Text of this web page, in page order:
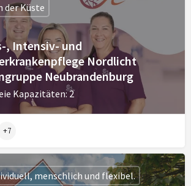
, Intensiv- und
Nordlicht
Neubrandenburg
Kapazitäten: 2
der Küste
+7
menschlich und flexibel.